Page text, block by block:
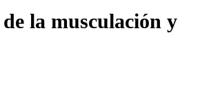
la musculación y